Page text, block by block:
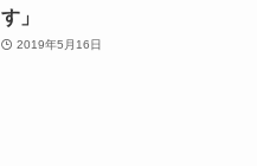
す」
2019年5月16日